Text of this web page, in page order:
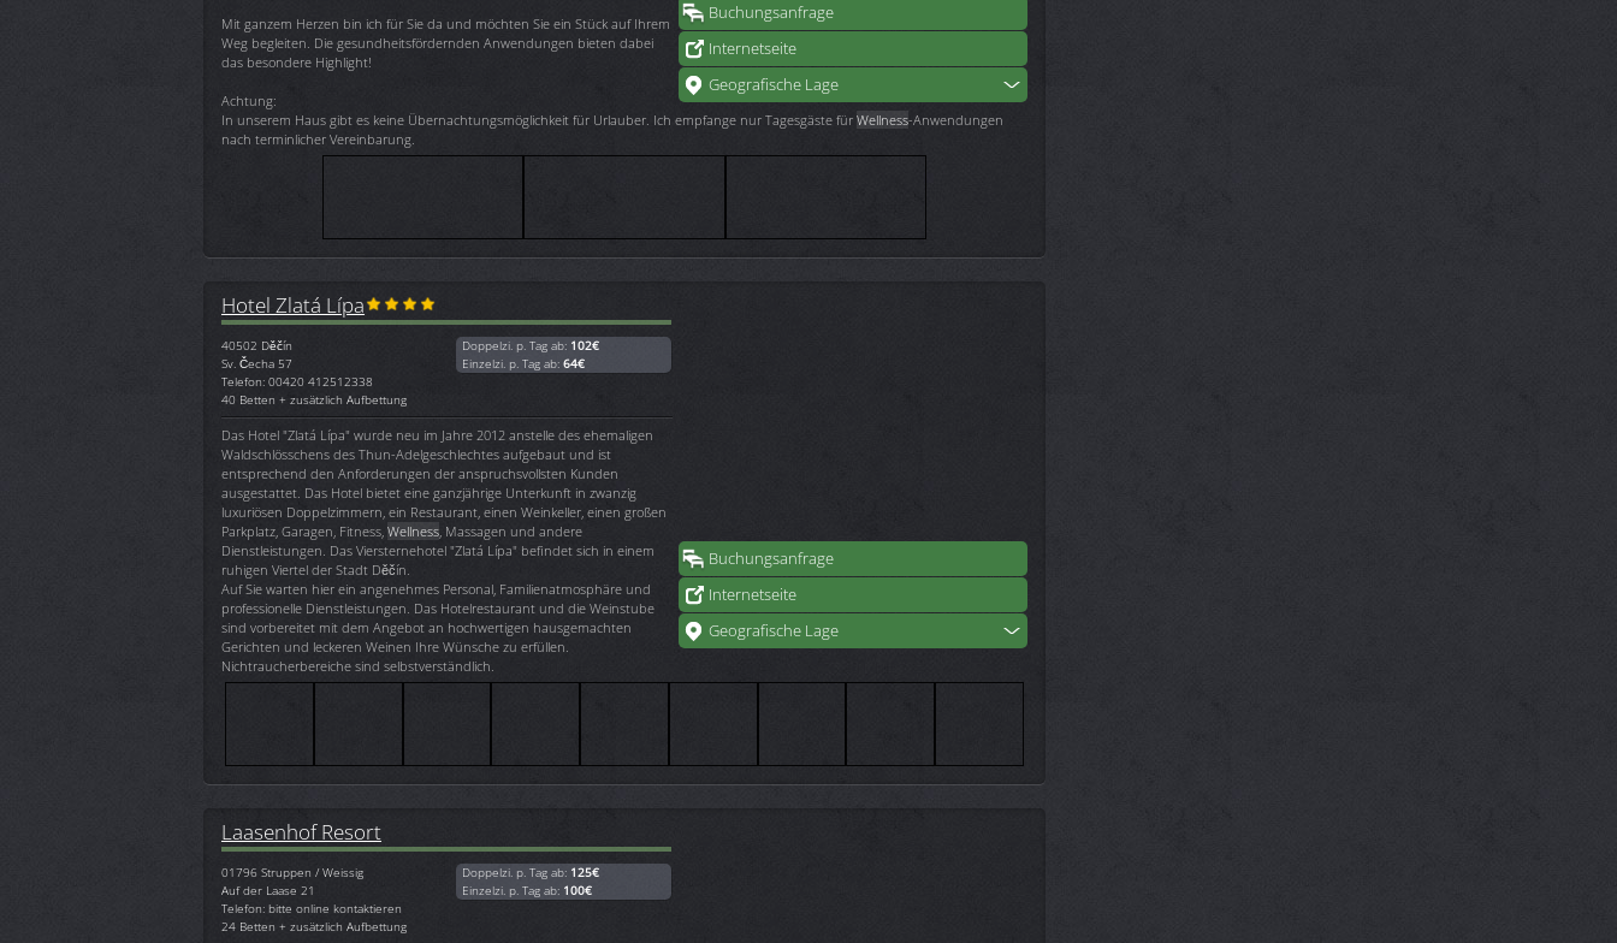
Buchungsanfrage
Internetseite
Geografische Lage
Mit ganzem Herzen bin ich für Sie da und möchten Sie ein Stück auf Ihrem
Weg begleiten. Die gesundheitsfördernden Anwendungen bieten dabei
das besondere Highlight!
Achtung:
In unserem Haus gibt es keine Übernachtungsmöglichkeit für Urlauber. Ich empfange nur Tagesgäste für Wellness-Anwendungen
nach terminlicher Vereinbarung.
Buchungsanfrage
Internetseite
Geografische Lage
Hotel Zlatá Lípa
40502 Děčín
Sv. Čecha 57
Telefon: 00420 412512338
40 Betten + zusätzlich Aufbettung
Doppelzi. p. Tag ab: 102€
Einzelzi. p. Tag ab: 64€
Das Hotel "Zlatá Lípa" wurde neu im Jahre 2012 anstelle des ehemaligen
Waldschlösschens des Thun-Adelgeschlechtes aufgebaut und ist
entsprechend den Anforderungen der anspruchsvollsten Kunden
ausgestattet. Das Hotel bietet eine ganzjährige Unterkunft in zwanzig
luxuriösen Doppelzimmern, ein Restaurant, einen Weinkeller, einen großen
Parkplatz, Garagen, Fitness, Wellness, Massagen und andere
Dienstleistungen. Das Viersternehotel "Zlatá Lípa" befindet sich in einem
ruhigen Viertel der Stadt Děčín.
Auf Sie warten hier ein angenehmes Personal, Familienatmosphäre und
professionelle Dienstleistungen. Das Hotelrestaurant und die Weinstube
sind vorbereitet mit dem Angebot an hochwertigen hausgemachten
Gerichten und leckeren Weinen Ihre Wünsche zu erfüllen.
Nichtraucherbereiche sind selbstverständlich.
Laasenhof Resort
01796 Struppen / Weissig
Auf der Laase 21
Telefon: bitte online kontaktieren
24 Betten + zusätzlich Aufbettung
Doppelzi. p. Tag ab: 125€
Einzelzi. p. Tag ab: 100€